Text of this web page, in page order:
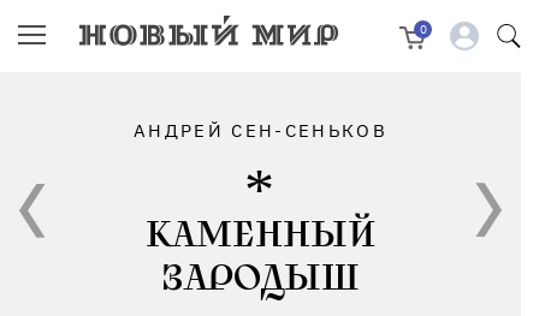
0
АНДРЕЙ СЕН-СЕНЬКОВ
КАМЕННЫЙ
ЗАРОДЫШ